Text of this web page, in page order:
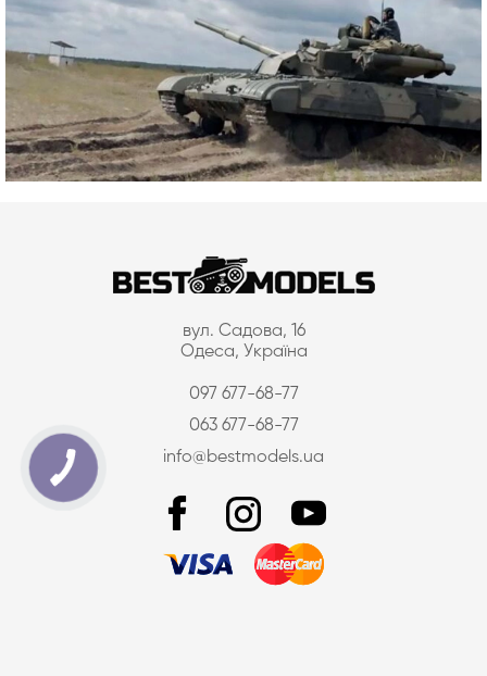
вул. Садова, 16
Одеса, Україна
097 677-68-77
063 677-68-77
info@bestmodels.ua